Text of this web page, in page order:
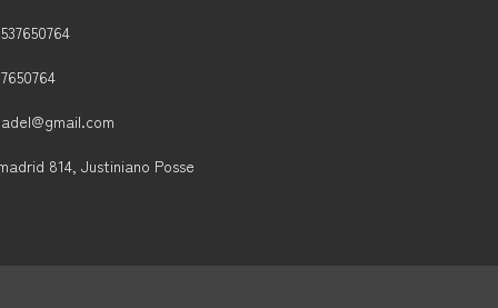
814, Justiniano Posse